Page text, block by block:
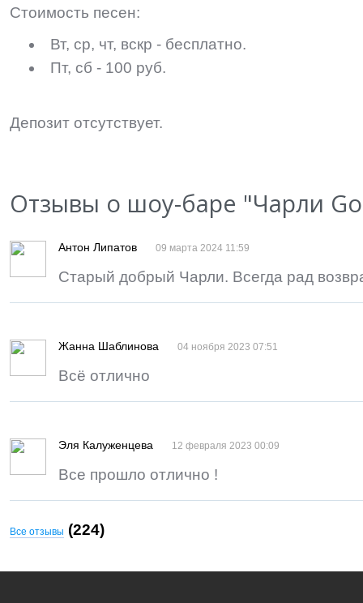
Стоимость песен:
Вт, ср, чт, вскр - бесплатно.
Пт, сб - 100 руб.
Депозит отсутствует.
Отзывы о шоу-баре "Чарли
Антон Липатов 09 марта 2024 11:59
Старый добрый Чарли. Всегда рад
Жанна Шаблинова 04 ноября 2023 07:51
Всё отлично
Эля Калуженцева 12 февраля 2023 00:09
Все прошло отлично !
Все отзывы (224)